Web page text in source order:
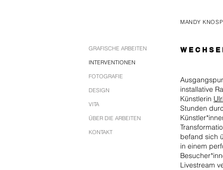
MANDY
W E C H S E
installative
Künstlerin
Stunden
befand sich
in einem
Livestream
GRAFISCHE ARBEITEN
INTERVENTIONEN
FOTOGRAFIE
DESIGN
VITA
ÜBER DIE ARBEITEN
KONTAKT